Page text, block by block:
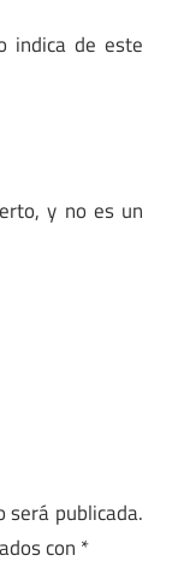
indica de este
y no es un
será publicada.
con *